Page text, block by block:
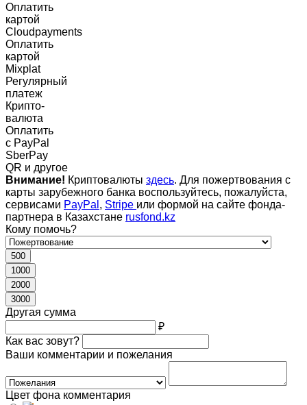
Оплатить
картой
Cloudpayments
Оплатить
картой
Mixplat
Регулярный
платеж
Крипто-
валюта
Оплатить
c PayPal
SberPay
QR и другое
Внимание! Криптовалюты здесь. Для пожертвования с
карты зарубежного банка воспользуйтесь, пожалуйста,
сервисами PayPal , Stripe или формой на сайте фонда-
партнера в Казахстане rusfond.kz
Кому помочь?
500
1000
2000
3000
Другая сумма
₽
Как вас зовут?
Ваши комментарии и пожелания
Цвет фона комментария